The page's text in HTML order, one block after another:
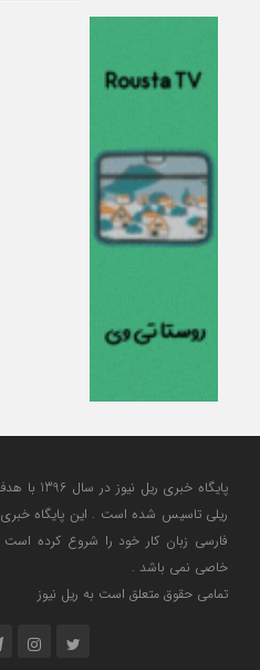
پایگاه
ریلی تاسیس شده است . این پایگاه خبری
فارسی زبان کار خود را شروع کرده
خاصی نمی باشد .
تمامی حقوق متعلق است به ریل نیوز